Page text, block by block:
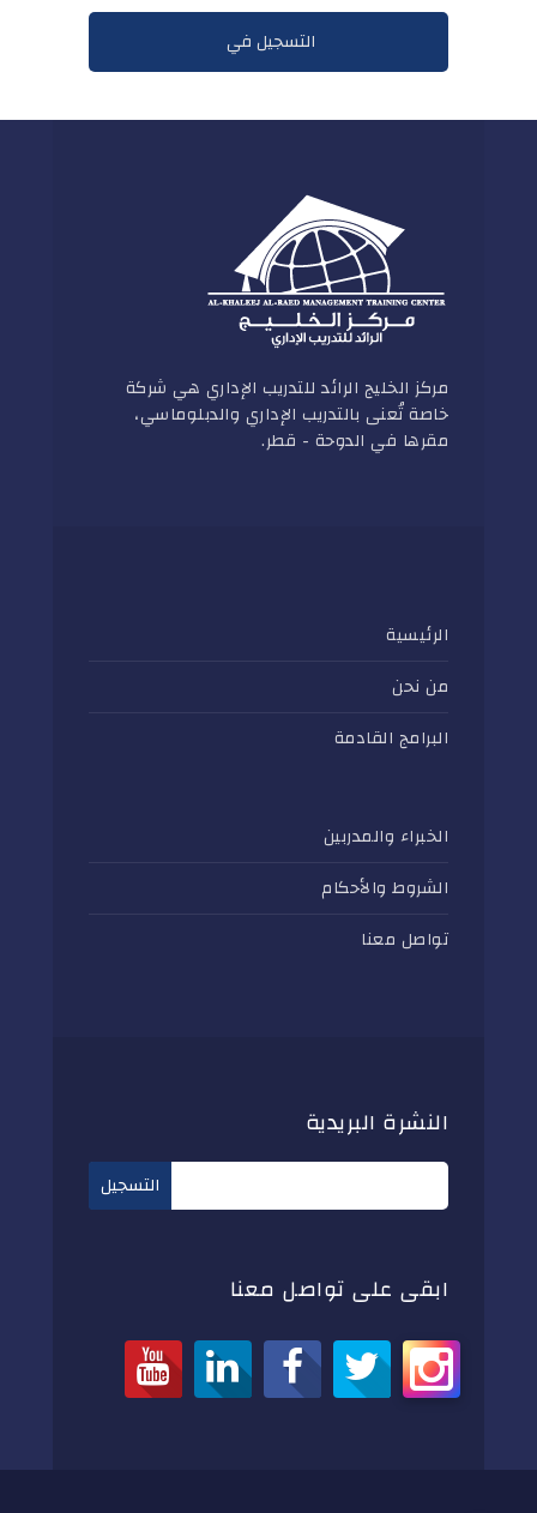
مركز الخليج الرائد للتدريب الإداري هي شركة
خاصة تُعنى بالتدريب الإداري والدبلوماسي،
مقرها في الدوحة - قطر.
الرئيسية
من نحن
البرامج القادمة
الخبراء والمدربين
الشروط والأحكام
تواصل معنا
النشرة البريدية
ابقى على تواصل معنا